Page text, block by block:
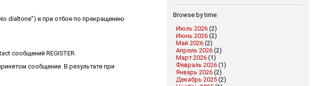
Browse by time:
Июль 2026 (2)
Июнь 2026 (2)
Май 2026 (2)
Апрель 2026 (2)
Март 2026 (1)
Февраль 2026 (1)
Январь 2026 (2)
Декабрь 2025 (2)
dialtone") и при отбое по прекращению
сообщений REGISTER.
сообщении. В результате при